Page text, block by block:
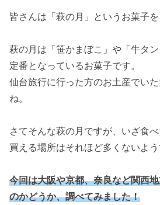
皆さんは「萩の月」というお菓子
萩の月は「笹かまぼこ」や「牛タ
定番となっているお菓子です。
仙台旅行に行った方のお土産でい
ね。
さてそんな萩の月ですが、いざ食べ
買える場所はそれほど多くないよう
今回は大阪や京都、奈良など関西
のかどうか、調べてみました！